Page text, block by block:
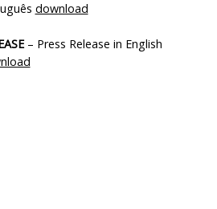
download
– Press Release in English